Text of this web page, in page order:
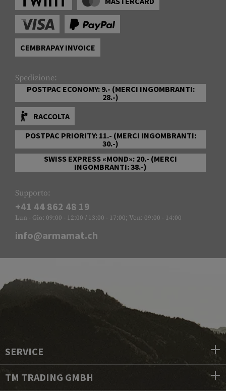
CEMBRAPAY INVOICE
Spedizione:
POSTPAC ECONOMY: 9.- (MERCI INGOMBRANTI:
28.-)
RACCOLTA
POSTPAC PRIORITY: 11.- (MERCI INGOMBRANTI:
30.-)
SWISS EXPRESS «MOND»: 20.- (MERCI
INGOMBRANTI: 38.-)
Supporto:
+41 44 862 48 19
Lun - Gio: 09:00 - 12:00 / 13:00 - 17:00; Ven: 09:00 - 14:00
info@armamat.ch
SERVICE
TM TRADING GMBH